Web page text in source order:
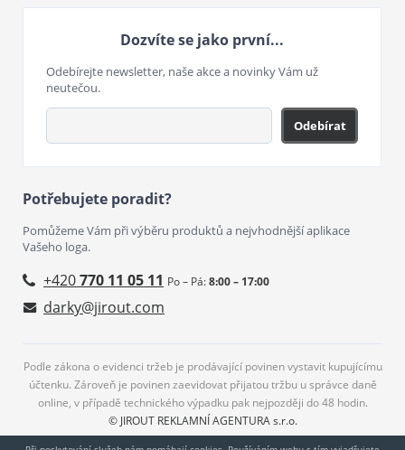
Dozvíte se jako první...
Odebírejte newsletter, naše akce a novinky Vám už
neutečou.
Odebírat
Potřebujete poradit?
Pomůžeme Vám při výběru produktů a nejvhodnější aplikace
Vašeho loga.
+420770 11 05 11 Po – Pá:8:00 – 17:00
darky@jirout.com
Podle zákona o evidenci tržeb je prodávající povinen vystavit kupujícímu
účtenku. Zároveň je povinen zaevidovat přijatou tržbu u správce daně
online, v případě technického výpadku pak nejpozději do 48 hodin.
© JIROUT REKLAMNÍ AGENTURA s.r.o.